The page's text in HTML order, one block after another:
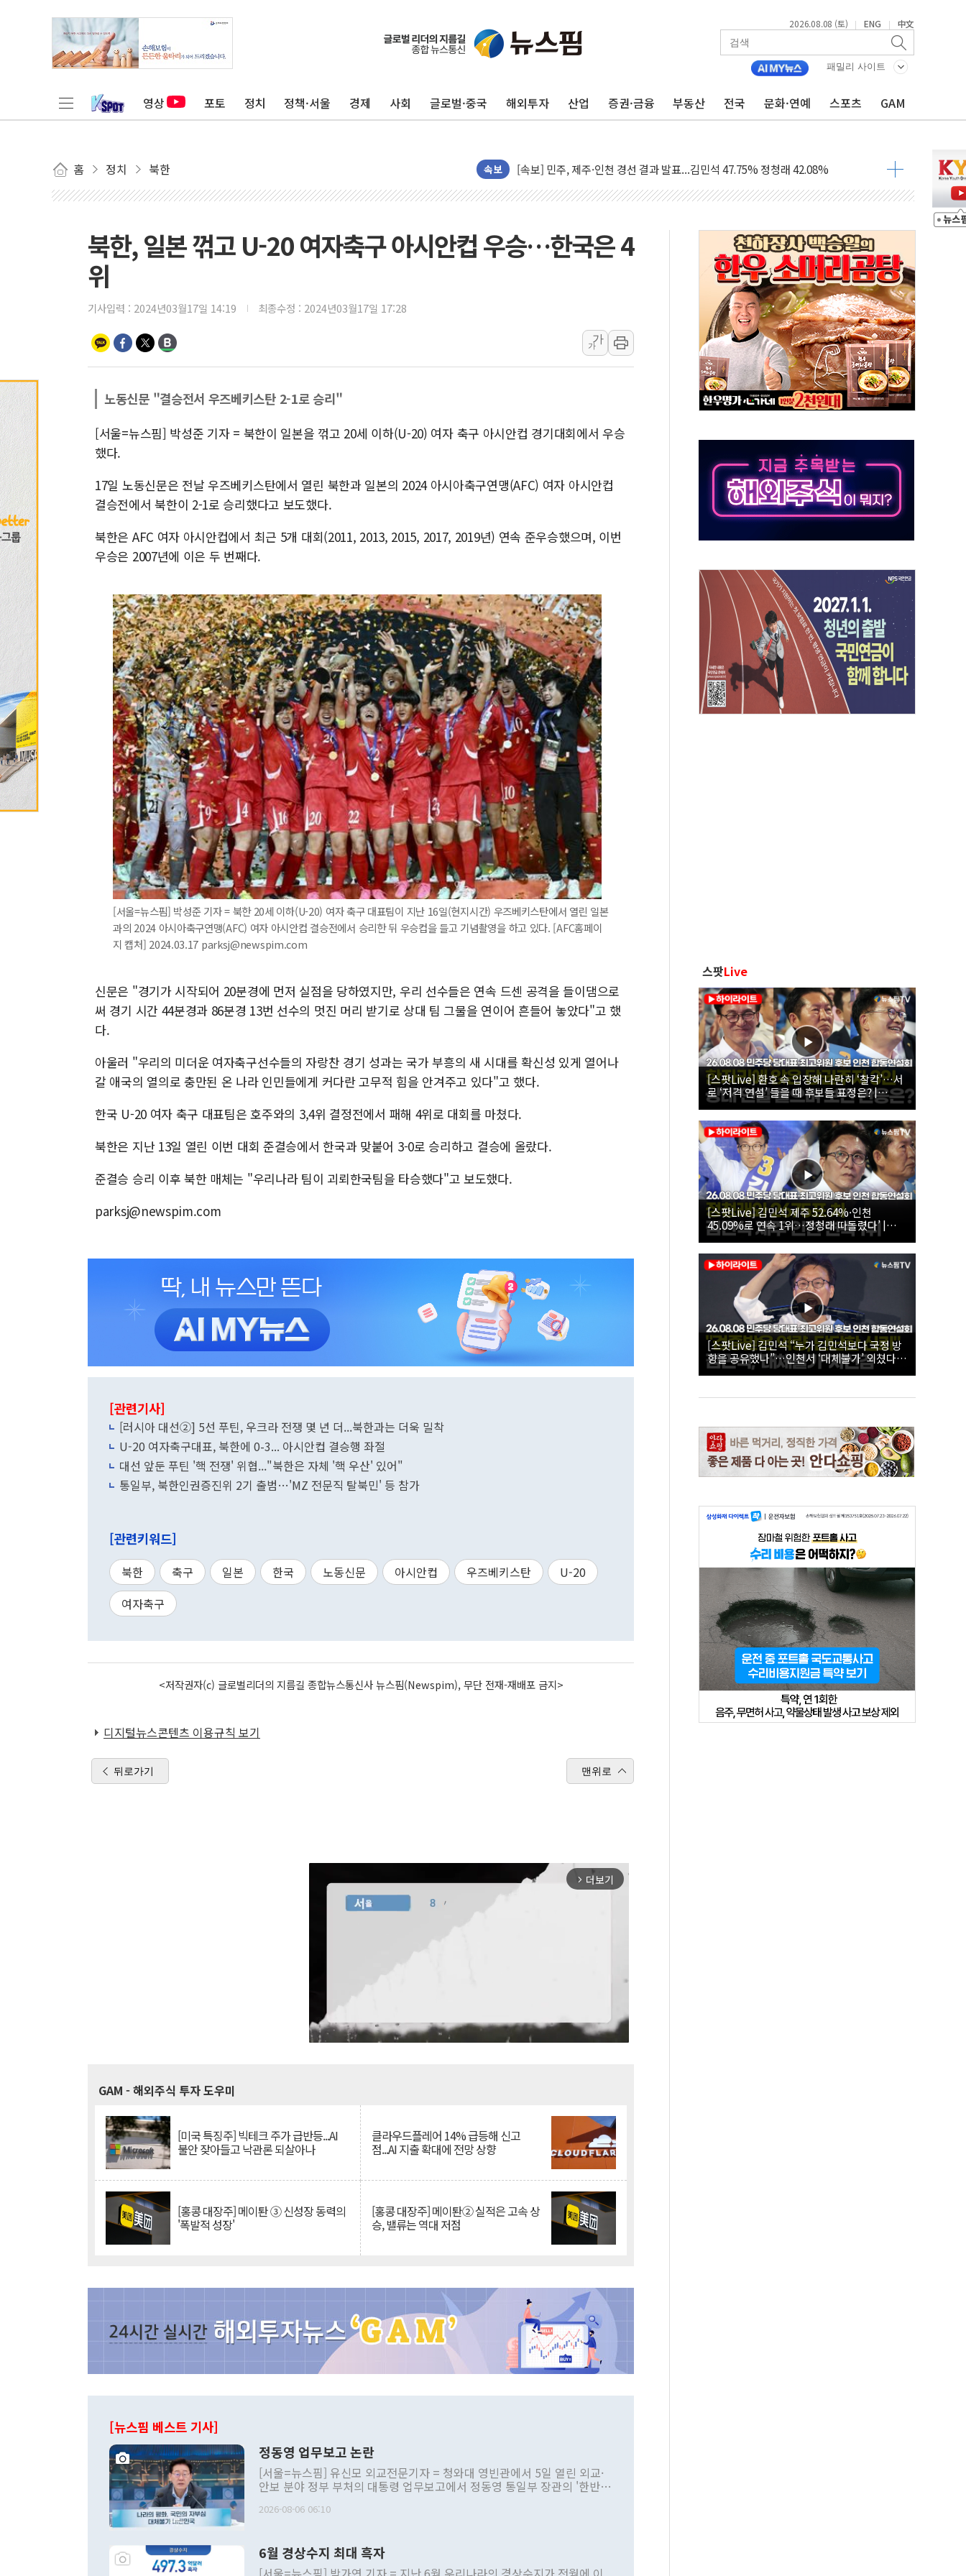
2026.08.08 (토) | ENG | 中文
패밀리 사이트
영상 포토 정치 정책·서울 경제 사회 글로벌·중국 해외투자 산업 증권·금융 부동산 전국 문화·연예 스포츠 GAM
홈 정치 북한 속보
울진·영덕 '호우특보'-포항 '산사태 주의보'...경북도, 호우 피해·통제구간 없어
[종합] 김민석, 정청래에 '0.86%p' 차 재역전 성공...金 45.42% vs 鄭 44.56%
김민석, 2주차 제주·인천 경선서 정청래에 승리...47.75% vs 42.08%
[속보] 민주, 인천 경선 결과 발표...김민석 45.09% 정청래 43.27% 송영길 11.63%
[속보] 민주, 제주 경선 결과 발표...김민석 52.64% 정청래 39.89% 송영길 7.47%
美, 이란전 출구전략 만지작…공습 한계·탄약 부족 현실화
강릉·동해·삼척 시간당 최대 50㎜ 폭우…강원 동해안 강한 비 이어져
폐기물 수거하다 참변…60대 환경미화원 수거차에 치여 사망
서울 중랑구 주택가서 흉기 난동…60대 남성 2명 숨져
李대통령 "결혼 때문에 손해 보는 일 없게"…'결혼 페널티' 22개 과제 손본다
여수 오동도 인근 해상서 모터보트 전복…1명 사망·1명 실종
추미애, '위안부' 피해자 기림의 날 참석..."국제적 시민 연대로 목소리 내야"
인천 선재도 갯벌서 해루질 중 실종 60대 나흘만에 숨진 채 발견
인천서 말다툼 중 어머니 흉기 살해 10대 아들 체포
'화합' 꺼낸 김민석에 '뻔뻔' 받아친 정청래…제주 연설서 신경전 고조
李대통령, ISA 개편 재검토 지시…與 "적극 환영"·野 "졸속 국정"
북한, 일본 꺾고 U-20 여자축구 아시안컵 우승…한국은 4
위
기사입력 : 2024년03월17일 14:19 최종수정 : 2024년03월17일 17:28
가
가
노동신문 "결승전서 우즈베키스탄 2-1로 승리"
[서울=뉴스핌] 박성준 기자 = 북한이 일본을 꺾고 20세 이하(U-20) 여자 축구 아시안컵 경기대회에서 우승
했다.
17일 노동신문은 전날 우즈베키스탄에서 열린 북한과 일본의 2024 아시아축구연맹(AFC) 여자 아시안컵
결승전에서 북한이 2-1로 승리했다고 보도했다.
북한은 AFC 여자 아시안컵에서 최근 5개 대회(2011, 2013, 2015, 2017, 2019년) 연속 준우승했으며, 이번
우승은 2007년에 이은 두 번째다.
[서울=뉴스핌] 박성준 기자 = 북한 20세 이하(U-20) 여자 축구 대표팀이 지난 16일(현지시간) 우즈베키스탄에서 열린 일본
과의 2024 아시아축구연맹(AFC) 여자 아시안컵 결승전에서 승리한 뒤 우승컵을 들고 기념촬영을 하고 있다. [AFC홈페이
지 캡처] 2024.03.17 parksj@newspim.com
신문은 "경기가 시작되어 20분경에 먼저 실점을 당하였지만, 우리 선수들은 연속 드센 공격을 들이댐으로
써 경기 시간 44분경과 86분경 13번 선수의 멋진 머리 받기로 상대 팀 그물을 연이어 흔들어 놓았다"고 했
다.
아울러 "우리의 미더운 여자축구선수들의 자랑찬 경기 성과는 국가 부흥의 새 시대를 확신성 있게 열어나
갈 애국의 열의로 충만된 온 나라 인민들에게 커다란 고무적 힘을 안겨주고 있다"고 했다.
한국 U-20 여자 축구 대표팀은 호주와의 3,4위 결정전에서 패해 4위로 대회를 마쳤다.
북한은 지난 13일 열린 이번 대회 준결승에서 한국과 맞붙어 3-0로 승리하고 결승에 올랐다.
준결승 승리 이후 북한 매체는 "우리나라 팀이 괴뢰한국팀을 타승했다"고 보도했다.
parksj@newspim.com
[관련기사]
[러시아 대선②] 5선 푸틴, 우크라 전쟁 몇 년 더...북한과는 더욱 밀착
U-20 여자축구대표, 북한에 0-3... 아시안컵 결승행 좌절
대선 앞둔 푸틴 '핵 전쟁' 위협..."북한은 자체 '핵 우산' 있어"
통일부, 북한인권증진위 2기 출범…'MZ 전문직 탈북민' 등 참가
[관련키워드]
북한 축구 일본 한국 노동신문 아시안컵 우즈베키스탄
U-20
여자축구
<저작권자(c) 글로벌리더의 지름길 종합뉴스통신사 뉴스핌(Newspim), 무단 전재-재배포 금지>
디지털뉴스콘텐츠 이용규칙 보기
뒤로가기 맨위로
arrow_forward_ios 더보기
GAM - 해외주식 투자 도우미
[미국 특징주] 빅테크 주가 급반등...AI
불안 잦아들고 낙관론 되살아나
클라우드플레어 14% 급등해 신고
점...AI 지출 확대에 전망 상향
[홍콩 대장주] 메이퇀 ③ 신성장 동력의
'폭발적 성장'
[홍콩 대장주] 메이퇀② 실적은 고속 상
승, 밸류는 역대 저점
[뉴스핌 베스트 기사]
정동영 업무보고 논란
[서울=뉴스핌] 유신모 외교전문기자 = 청와대 영빈관에서 5일 열린 외교·
안보 분야 정부 부처의 대통령 업무보고에서 정동영 통일부 장관의 '한반도
발언 중에는 정부 내 조율을 거치지 않은 사안을 정책으로 추진하겠다고 공
주의적 희망에 근거한 비현실적 구상'이라는 비판을 내놨다. 그동안 정 장
관의 대북 정책 관련 발언이 물의를 빚은 적은 여러 번 있지만 대통령과 유
2026-08-06 06:10
6월 경상수지 최대 흑자
스팟Live
[스팟Live] 환호 속 입장해 나란히 ‘찰칵’…서
로 ‘저격 연설’ 들을 때 후보들 표정은? |
26.08.08 더불어민주당 당대표·최고위원 후
보 인천 합동연설회
[스팟Live] 김민석 제주 52.64%·인천
45.09%로 연속 1위…정청래 따돌렸다’ |
26.08.08 더불어민주당 당대표·최고위원 후
보 인천 합동연설회
[스팟Live] 김민석 “누가 김민석보다 국정 방
향을 공유했나”…인천서 ‘대체불가’ 외쳤다 |
26.08.08 더불어민주당 당대표·최고위원 후